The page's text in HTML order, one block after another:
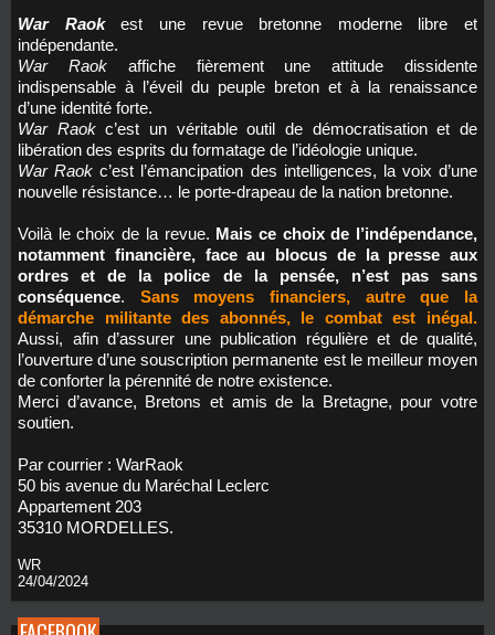
War Raokest une revue bretonne moderne libre et
indépendante.
War Raok affiche fièrement une attitude dissidente
indispensable à l’éveil du peuple breton et à la renaissance
d’une identité forte.
War Raokc’est un véritable outil de démocratisation et de
libération des esprits du formatage de l’idéologie unique.
War Raok c’est l’émancipation des intelligences, la voix d’une
nouvelle résistance… le porte-drapeau de la nation bretonne.
Voilà le choix de la revue. Mais ce choix de l’indépendance,
notamment financière, face au blocus de la presse aux
ordres et de la police de la pensée, n’est pas sans
conséquence. Sans moyens financiers, autre que la
démarche militante des abonnés, le combat est inégal.
Aussi, afin d’assurer une publication régulière et de qualité,
l’ouverture d’une souscription permanente est le meilleur moyen
de conforter la pérennité de notre existence.
Merci d’avance, Bretons et amis de la Bretagne, pour votre
soutien.
Par courrier : WarRaok
50 bis avenue du Maréchal Leclerc
Appartement 203
35310 MORDELLES.
WR
24/04/2024